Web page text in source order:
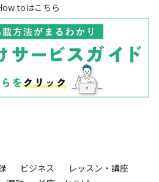
toはこちら
ビジネス
レッスン・講座